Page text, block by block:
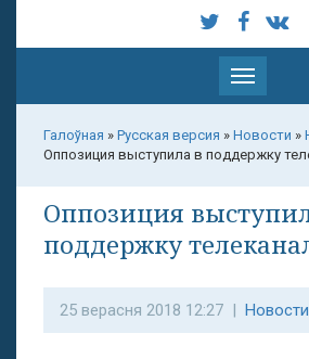
Паказаць
меню
Галоўная » Русская версия » Новости »
Оппозиция выступила в поддержку
Оппозиция
поддержку
25 верасня 2018 12:27 |